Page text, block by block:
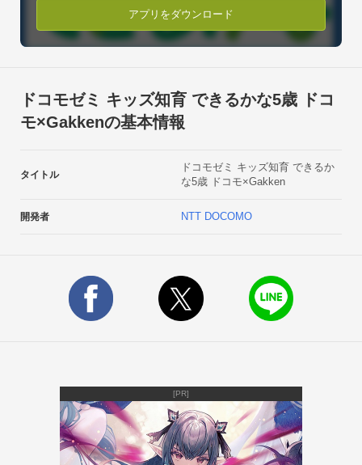
度もお絵かきできたりと、紙のワークにはない新たな楽しみを
付け加えています。 5歳児は、思考力、判断力、推理力、記憶
力などの力がしっかりしてきます。このアプリでは、シール貼
違うものを探す弁別力、数を比較したり足したりする力、虫、
植物、動物の成長や特徴を把握する理解力、絵を描いたり文字
を書いたりする創造力など様々な力が養えます。※学研の「頭
計3500万部を超える幼児向け知育ワークのロングセラーです。
5歳のお子様だけでなく、迷路やパズルに興味のあるお子様の
レット端末にも最適！
○めいろ：鉛筆マークを指で操作し、問題を解いてゴール！
○弁別力：同じものを選んだり、間違い探ししたり！
○言葉：指でなぞって文字の練習！Point3　問題がとけたら、大
きなまるや、「がんばりシール」がもらえるなど、子供たちの
勉強へのやる気を引き出すしかけがたくさん。
アプリをダウンロード
ドコモゼミ キッズ知育 できるかな5歳 ドコ
モ×Gakkenの基本情報
タイトル
ドコモゼミ キッズ知育 できるか
な5歳 ドコモ×Gakken
開発者 NTT DOCOMO
[PR]